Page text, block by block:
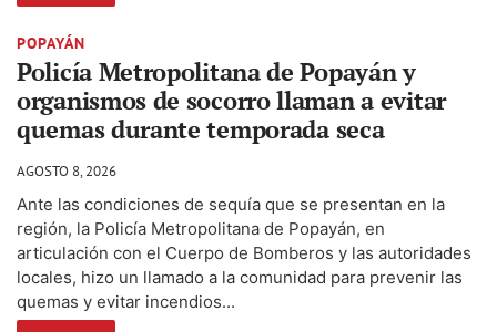
POPAYÁN
Policía Metropolitana de Popayán y
organismos de socorro llaman a evitar
quemas durante temporada seca
AGOSTO 8, 2026
Ante las condiciones de sequía que se presentan en la
región, la Policía Metropolitana de Popayán, en
articulación con el Cuerpo de Bomberos y las autoridades
locales, hizo un llamado a la comunidad para prevenir las
quemas y evitar incendios...